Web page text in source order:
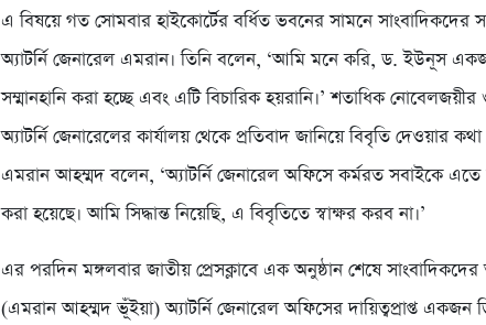
এ বিষয়ে গত সোমবার হাইকোর্টের বর্ধিত ভবনের সামনে সাংবাদিকদের
অ্যাটর্নি জেনারেল এমরান। তিনি বলেন, ‘আমি মনে করি, ড. ইউনূস
সম্মানহানি করা হচ্ছে এবং এটি বিচারিক হয়রানি।’ শতাধিক
অ্যাটর্নি জেনারেলের কার্যালয় থেকে প্রতিবাদ জানিয়ে বিবৃতি দেওয়ার
এমরান আহম্মদ বলেন, ‘অ্যাটর্নি জেনারেল অফিসে কর্মরত সবাইকে এতে
করা হয়েছে। আমি সিদ্ধান্ত নিয়েছি, এ বিবৃতিতে স্বাক্ষর করব না।’
এর পরদিন মঙ্গলবার জাতীয় প্রেসক্লাবে এক অনুষ্ঠান শেষে সাংবাদিকদের
(এমরান আহম্মদ ভূঁইয়া) অ্যাটর্নি জেনারেল অফিসের দায়িত্বপ্রাপ্ত একজন